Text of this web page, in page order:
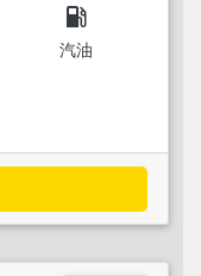
local_gas_station
汽油